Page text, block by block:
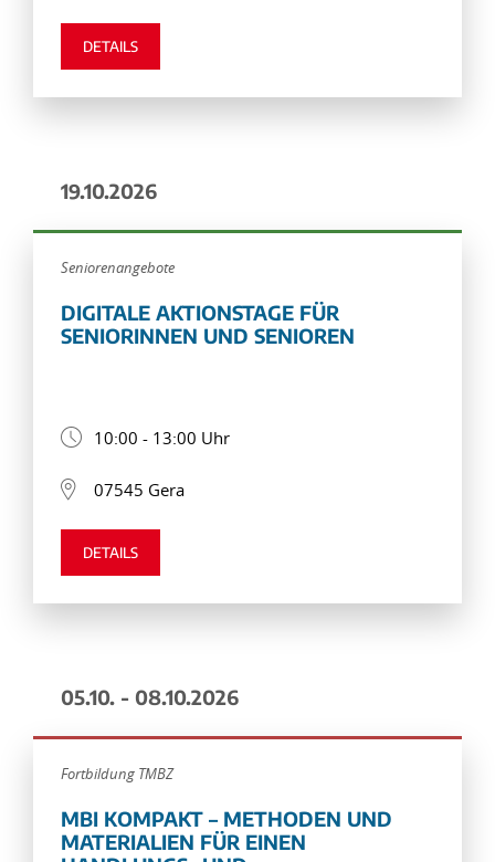
DETAILS
19.10.2026
Seniorenangebote
DIGITALE AKTIONSTAGE FÜR
SENIORINNEN UND SENIOREN
10:00 - 13:00 Uhr
07545 Gera
DETAILS
05.10. - 08.10.2026
Fortbildung TMBZ
MBI KOMPAKT – METHODEN UND
MATERIALIEN FÜR EINEN